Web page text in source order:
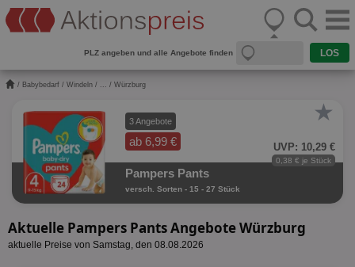
PLZ angeben und alle Angebote finden
/ Babybedarf / Windeln / ... / Würzburg
3 Angebote
ab 6,99 €
★
UVP: 10,29 €
0,38 € je Stück
Pampers Pants
versch. Sorten - 15 - 27 Stück
Aktuelle Pampers Pants Angebote Würzburg
aktuelle Preise von Samstag, den 08.08.2026